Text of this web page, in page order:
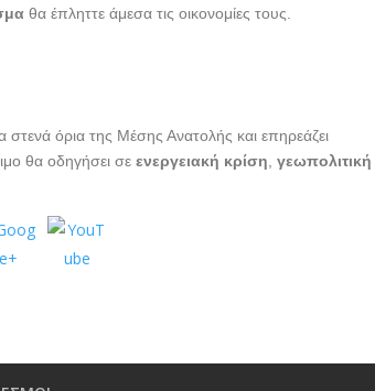
θα έπληττε άμεσα τις οικονομίες τους.
στενά όρια της Μέσης Ανατολής και επηρεάζει
θα οδηγήσει σεενεργειακή κρίση ,γεωπολιτική